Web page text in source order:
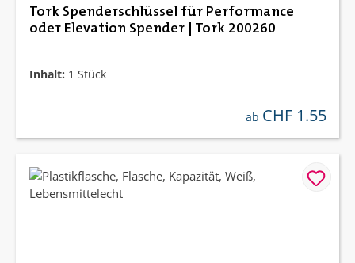
Tork Spenderschlüssel für Performance
oder Elevation Spender | Tork 200260
Inhalt: 1 Stück
regulärer preis:
ab CHF 1.55